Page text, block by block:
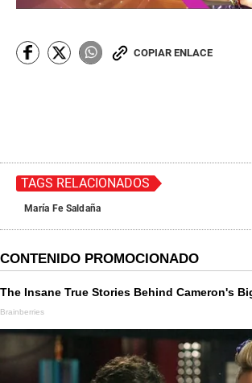
COPIAR ENLACE
TAGS RELACIONADOS
María Fe Saldaña